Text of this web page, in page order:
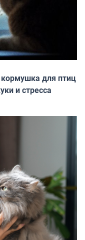
для птиц
и стресса